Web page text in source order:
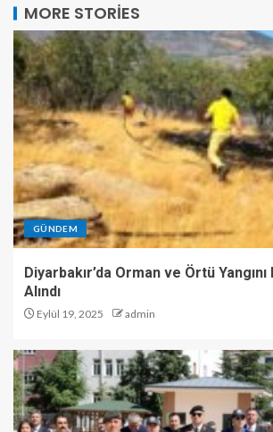
MORE STORIES
GÜNDEM
Diyarbakır’da Orman ve Örtü
Alındı
Eylül 19, 2025 admin